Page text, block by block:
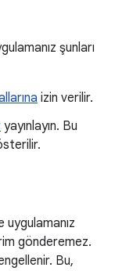
şunları
izin verilir.
yayınlayın. Bu
gönderemez.
Bu,